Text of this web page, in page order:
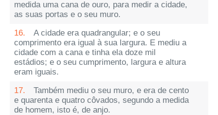
medida uma cana de ouro, para medir a cidade,
as suas portas e o seu muro.
16.
A cidade era quadrangular; e o seu
comprimento era igual à sua largura. E mediu a
cidade com a cana e tinha ela doze mil
estádios; e o seu cumprimento, largura e altura
eram iguais.
17.
Também mediu o seu muro, e era de cento
e quarenta e quatro côvados, segundo a medida
de homem, isto é, de anjo.